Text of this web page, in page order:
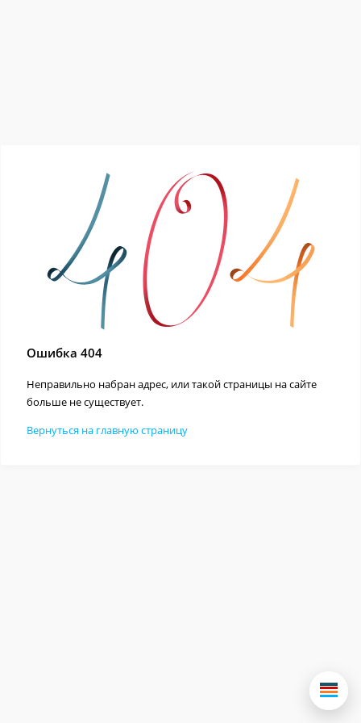
Ошибка 404
Неправильно набран адрес, или такой страницы на сайте
больше не существует.
Вернуться на главную страницу